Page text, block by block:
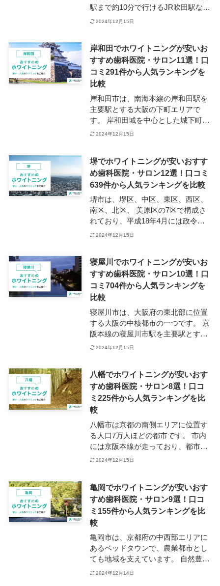
数展開されています。
駅まで約10分で行けるJR吹田駅など
の主要駅を中心に、合計26の旅客駅
たい街としても名前が挙がる人気エ
リアで、公園や緑地、医療施設や教
育機関もバランスよく整備されてい
ます。 吹田市でホワイトニングに対
応する歯科医院は、夜間診療や土日
診療に対応しているところも多く、
ライフスタイルに合わせた無理のな
い施術に取り組めるでしょう。
2024年12月15日
岸和田でホワイトニングが安いお
すすめ歯科医院・サロン11選！口
コミ291件から人気ランキングを
比較
岸和田市は、南海本線の岸和田駅を
主要駅とする大阪の下町エリアで
す。 岸和田城を中心とした城下町の
雰囲気を残す街並みや、だんじり祭
んで人情味あふれる岸和田は、子育
てがしやすい土地としても人気を集
めています。 岸和田駅や東岸和田駅
や下松駅周辺には歯科医院も多数点
在しており、ホワイトニングを得意
とする歯科医師も多く在籍していま
2024年12月15日
堺でホワイトニングが安いおすす
め歯科医院・サロン12選！口コミ
639件から人気ランキングを比較
堺市は、堺区、中区、東区、西区、
南区、北区、 美原区の7区で構成さ
れており、平成18年4月には政令指
定都市に移行しました。 堺市の主要
れた地域です。 商業施設や教育機
関、中小企業が多く集積している一
方で、公園など多くの自然がある堺
市は、子育て世帯にとっても住みや
すいエリアと言われています。 各駅
の周辺には歯科医院も多く点在して
いるため、ホワイトニングを受けた
い方にとっても便利な地域と言える
でしょう。
2024年12月15日
寝屋川でホワイトニングが安いお
すすめ歯科医院・サロン10選！口
コミ704件から人気ランキングを
比較
寝屋川市は、大阪府の東北部に位置
する大阪の中核都市の一つです。 京
阪本線の寝屋川市駅を主要駅とする
寝屋川市は、京阪電車、JR学研都市
してきました。 多くの公園や川など
自然豊かで穏やかな寝屋川は、子育
て世帯や学生さんからも人気の街と
なっています。 そんな寝屋川でホワ
イトニングのためのかかりつけクリ
ニックを探す場合は、香里園駅エリ
アをリサーチすることをおすすめし
ます。 ホワイトニングに特化したク
リニックが多数ありますので、希望
でしょう。
2024年12月15日
八幡でホワイトニングが安いおす
すめ歯科医院・サロン8選！口コ
ミ225件から人気ランキングを比
較
八幡市は京都の南側エリアに位置す
る人口7万人ほどの都市です。 市内
には京阪本線が走っており、都市近
郊のベッドタウンとして人気を集め
幡市駅という名称でした。 そんな八
幡市は、街の至る所に歯科医院が分
散されているのが特徴です。 街の中
でかかりつけのクリニックを探せる
のは、地域の方に嬉しいポイントで
す。
2024年12月15日
亀岡でホワイトニングが安いおす
すめ歯科医院・サロン9選！口コ
ミ155件から人気ランキングを比
較
亀岡市は、京都府の中西部エリアに
あるベッドタウンで、農業都市とし
ても地域を支えています。 自然豊か
な景観、四季折々の京都が楽しめる
2024年12月14日